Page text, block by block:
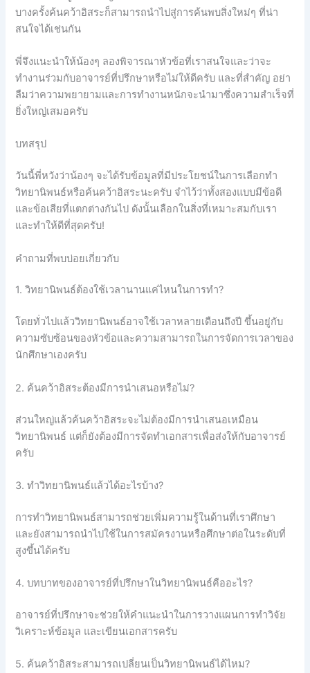
บางครั้งค้นคว้าอิสระก็สามารถนำไปสู่การค้นพบสิ่งใหม่ๆ ที่น่า
สนใจได้เช่นกัน
พี่จึงแนะนำให้น้องๆ ลองพิจารณาหัวข้อที่เราสนใจและว่าจะ
ทำงานร่วมกับอาจารย์ที่ปรึกษาหรือไม่ให้ดีครับ และที่สำคัญ อย่า
ลืมว่าความพยายามและการทำงานหนักจะนำมาซึ่งความสำเร็จที่
ยิ่งใหญ่เสมอครับ
บทสรุป
วันนี้พี่หวังว่าน้องๆ จะได้รับข้อมูลที่มีประโยชน์ในการเลือกทำ
วิทยานิพนธ์หรือค้นคว้าอิสระนะครับ จำไว้ว่าทั้งสองแบบมีข้อดี
และข้อเสียที่แตกต่างกันไป ดังนั้นเลือกในสิ่งที่เหมาะสมกับเรา
และทำให้ดีที่สุดครับ!
คำถามที่พบบ่อยเกี่ยวกับ
1. วิทยานิพนธ์ต้องใช้เวลานานแค่ไหนในการทำ?
โดยทั่วไปแล้ววิทยานิพนธ์อาจใช้เวลาหลายเดือนถึงปี ขึ้นอยู่กับ
ความซับซ้อนของหัวข้อและความสามารถในการจัดการเวลาของ
นักศึกษาเองครับ
2. ค้นคว้าอิสระต้องมีการนำเสนอหรือไม่?
ส่วนใหญ่แล้วค้นคว้าอิสระจะไม่ต้องมีการนำเสนอเหมือน
วิทยานิพนธ์ แต่ก็ยังต้องมีการจัดทำเอกสารเพื่อส่งให้กับอาจารย์
ครับ
3. ทำวิทยานิพนธ์แล้วได้อะไรบ้าง?
การทำวิทยานิพนธ์สามารถช่วยเพิ่มความรู้ในด้านที่เราศึกษา
และยังสามารถนำไปใช้ในการสมัครงานหรือศึกษาต่อในระดับที่
สูงขึ้นได้ครับ
4. บทบาทของอาจารย์ที่ปรึกษาในวิทยานิพนธ์คืออะไร?
อาจารย์ที่ปรึกษาจะช่วยให้คำแนะนำในการวางแผนการทำวิจัย
วิเคราะห์ข้อมูล และเขียนเอกสารครับ
5. ค้นคว้าอิสระสามารถเปลี่ยนเป็นวิทยานิพนธ์ได้ไหม?